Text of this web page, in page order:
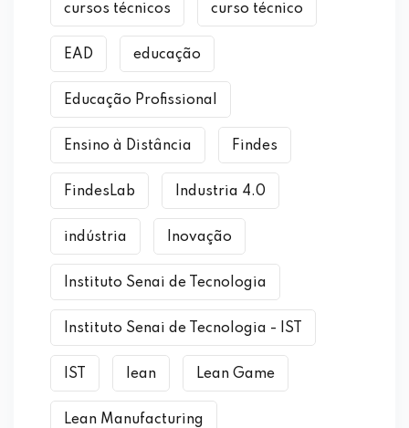
cursos técnicos curso técnico
EAD educação
Educação Profissional
Ensino à Distância Findes
FindesLab Industria 4.0
indústria Inovação
Instituto Senai de Tecnologia
Instituto Senai de Tecnologia - IST
IST lean Lean Game
Lean Manufacturing